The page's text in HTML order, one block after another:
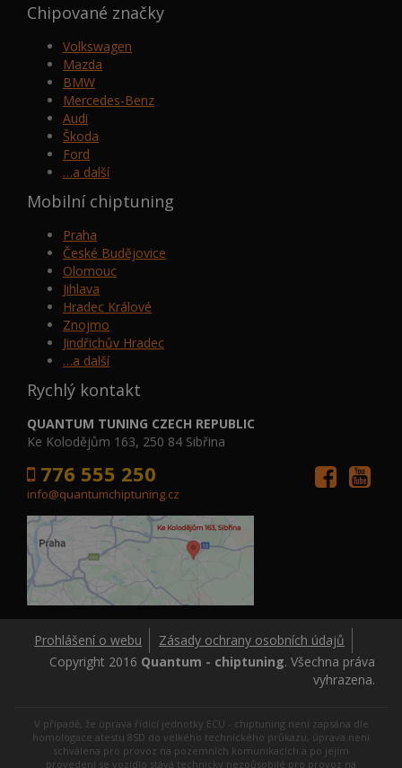
Chipované značky
Volkswagen
Mazda
BMW
Mercedes-Benz
Audi
Škoda
Ford
…a další
Mobilní chiptuning
Praha
České Budějovice
Olomouc
Jihlava
Hradec Králové
Znojmo
Jindřichův Hradec
…a další
Rychlý kontakt
QUANTUM TUNING CZECH REPUBLIC
Ke Kolodějům 163, 250 84 Sibřina
776 555 250
info@quantumchiptuning.cz
Prohlášení o webu
Zásady ochrany osobních údajů
Copyright 2016 Quantum - chiptuning. Všechna práva
vyhrazena.
V případě, že úprava řídící jednotky ECU - chiptuning není zapsána dle
homologace atestu 8SD do velkého technického průkazu, úprava není
schválena pro provoz na pozemních komunikacích a po jejím
provedení se vozidlo stává technicky nezpůsobilé pro provoz na